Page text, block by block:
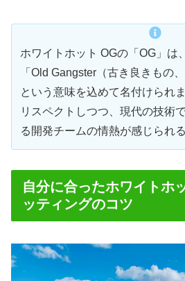
ホワイトホット OGの「OG」は
「Old Gangster（古き良きもの
という意味を込めて名付けられ
リスペクトしつつ、現代の技術
る開発チームの情熱が感じられ
自分に合ったホワイトホ
ッティングのコツ